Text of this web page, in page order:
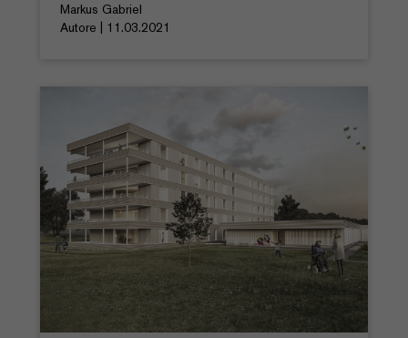
Markus Gabriel
Autore | 11.03.2021